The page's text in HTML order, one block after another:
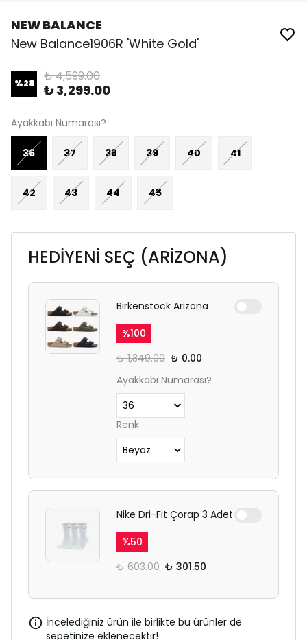
NEW BALANCE
New Balance1906R 'White Gold'
%28 ₺ 4,599.00
₺ 3,299.00
Ayakkabı Numarası?
36 37 38 39 40 41
42 43 44 45
HEDİYENİ SEÇ (ARİZONA)
Birkenstock Arizona
%100
₺ 1,349.00 ₺ 0.00
Ayakkabı Numarası?
Renk
Nike Dri-Fit Çorap 3 Adet
%50
₺ 603.00 ₺ 301.50
İncelediğiniz ürün ile birlikte bu ürünler de
sepetinize eklenecektir!